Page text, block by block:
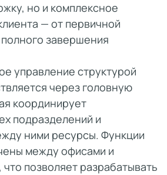
но и комплексное
— от первичной
завершения
управление структурой
через головную
координирует
подразделений и
ними ресурсы. Функции
между офисами и
позволяет разрабатывать